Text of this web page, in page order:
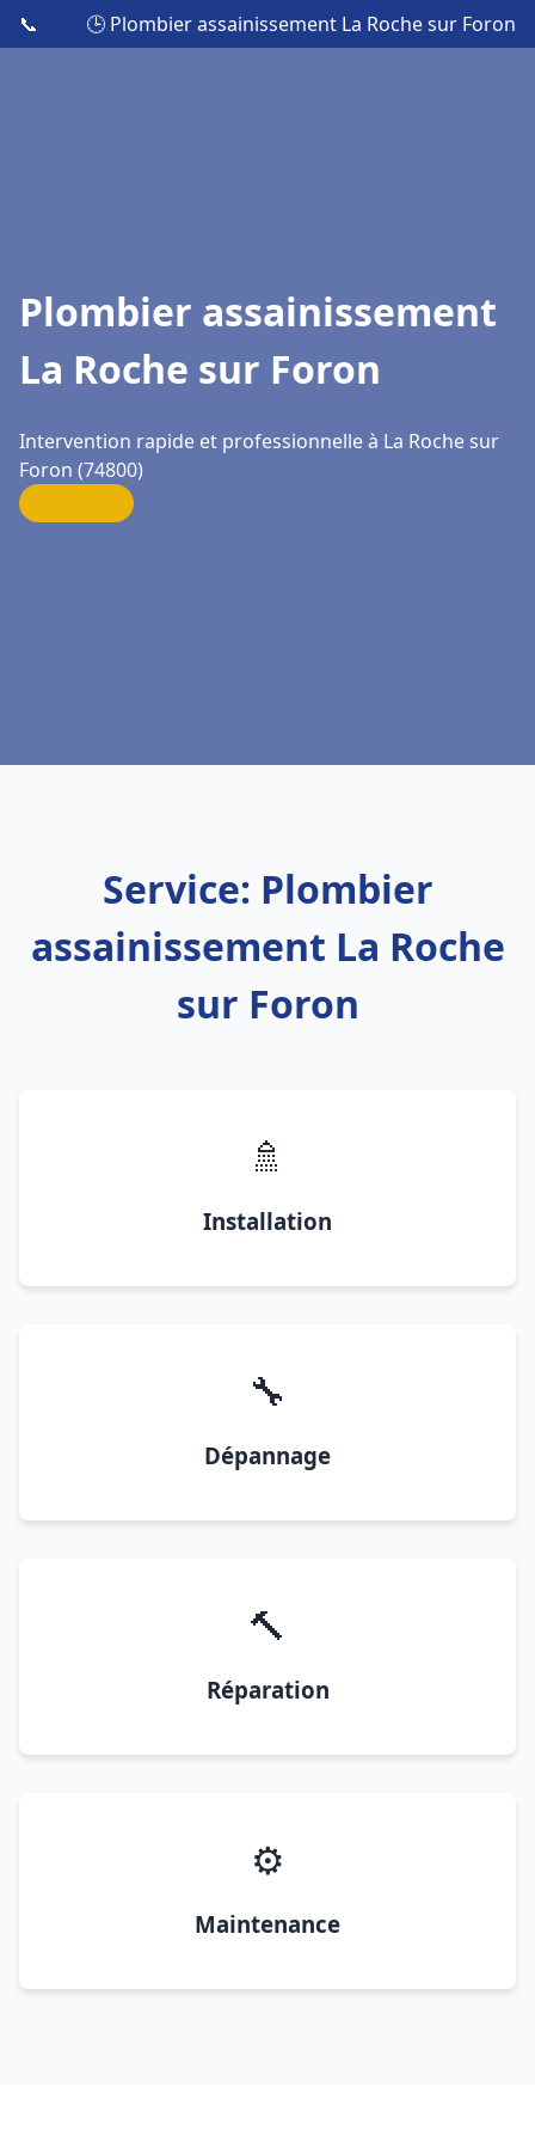
📞 🕒 Plombier assainissement La Roche sur Foron
Plombier assainissement
La Roche sur Foron
Intervention rapide et professionnelle à La Roche sur
Foron (74800)
Service: Plombier
assainissement La Roche
sur Foron
🚿
Installation
🔧
Dépannage
🔨
Réparation
⚙️
Maintenance